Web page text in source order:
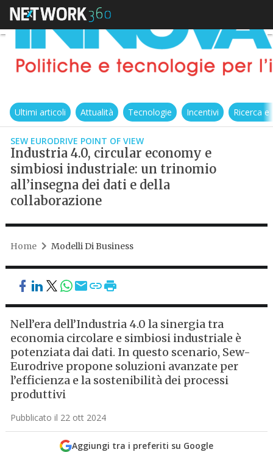
Ultimi articoli Attualità Tecnologie Incentivi Ricerca
SEW EURODRIVE POINT OF VIEW
Industria 4.0, circular economy e
simbiosi industriale: un trinomio
all’insegna dei dati e della
collaborazione
Home Modelli Di Business
Nell’era dell’Industria 4.0 la sinergia tra
economia circolare e simbiosi industriale è
potenziata dai dati. In questo scenario, Sew-
Eurodrive propone soluzioni avanzate per
l’efficienza e la sostenibilità dei processi
produttivi
Pubblicato il 22 ott 2024
Aggiungi tra i preferiti su Google